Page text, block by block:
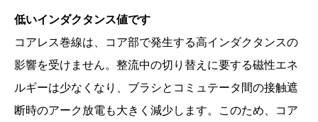
低いインダクタンス値です
コアレス巻線は、コア部で発生する高インダクタンスの
影響を受けません。整流中の切り替えに要する磁性エネ
ルギーは少なくなり、ブラシとコミュテータ間の接触遮
断時のアーク放電も大きく減少します。このため、コア